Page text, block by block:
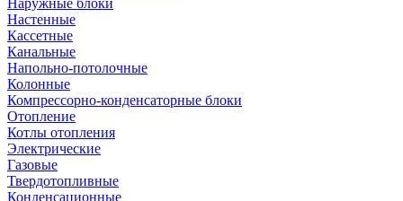
Наружные блоки
Настенные
Кассетные
Канальные
Напольно-потолочные
Колонные
Компрессорно-конденсаторные блоки
Отопление
Котлы отопления
Электрические
Газовые
Твердотопливные
Конденсационные